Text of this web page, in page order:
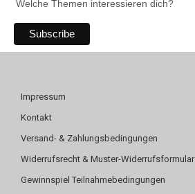
Welche Themen interessieren dich?
Impressum
Kontakt
Versand- & Zahlungsbedingungen
Widerrufsrecht & Muster-Widerrufsformular
Gewinnspiel Teilnahmebedingungen